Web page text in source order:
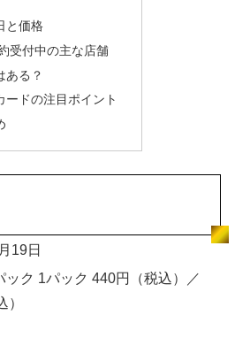
と価格
受付中の主な店舗
ある？
ードの注目ポイント
19日
ック 1パック 440円（税込）／